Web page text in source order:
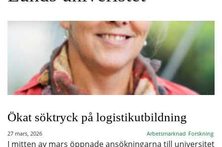
Ökat söktryck på logistikutbildning
27 mars, 2026 Arbetsmarknad Forskning
I mitten av mars öppnade ansökningarna till universitet